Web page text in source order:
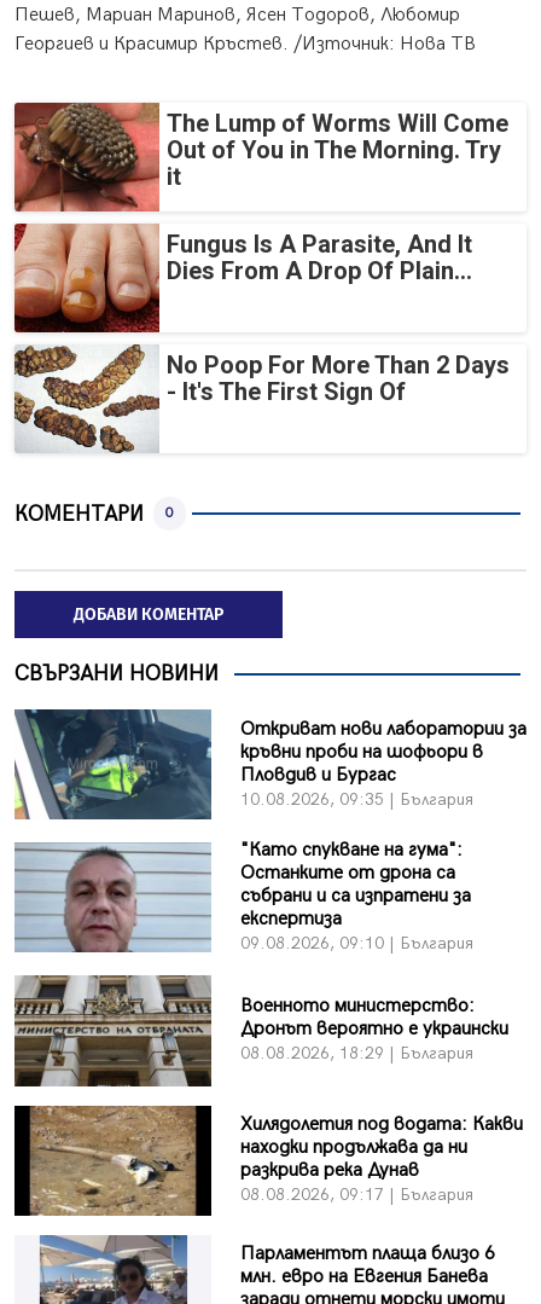
Пешев, Мариан Маринов, Ясен Тодоров, Любомир
Георгиев и Красимир Кръстев. /Източник: Нова ТВ
The Lump of Worms Will Come
Out of You in The Morning. Try
it
Fungus Is A Parasite, And It
Dies From A Drop Of Plain...
No Poop For More Than 2 Days
- It's The First Sign Of
КОМЕНТАРИ 0
ДОБАВИ КОМЕНТАР
СВЪРЗАНИ НОВИНИ
Откриват нови лаборатории за
кръвни проби на шофьори в
Пловдив и Бургас
10.08.2026, 09:35 | България
"Като спукване на гума":
Останките от дрона са
събрани и са изпратени за
експертиза
09.08.2026, 09:10 | България
Военното министерство:
Дронът вероятно е украински
08.08.2026, 18:29 | България
Хилядолетия под водата: Какви
находки продължава да ни
разкрива река Дунав
08.08.2026, 09:17 | България
Парламентът плаща близо 6
млн. евро на Евгения Банева